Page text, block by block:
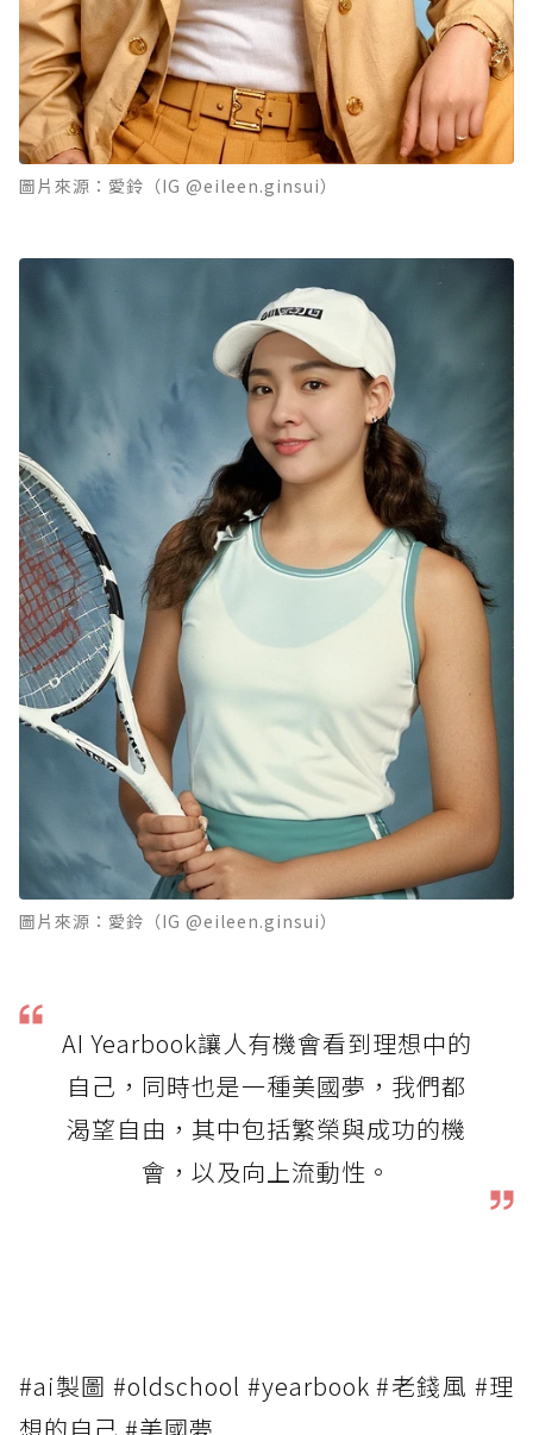
圖片來源：愛鈴（IG @eileen.ginsui）
圖片來源：愛鈴（IG @eileen.ginsui）
AI Yearbook讓人有機會看到理想中的
自己，同時也是一種美國夢，我們都
渴望自由，其中包括繁榮與成功的機
會，以及向上流動性。
#ai製圖 #oldschool #yearbook #老錢風 #理